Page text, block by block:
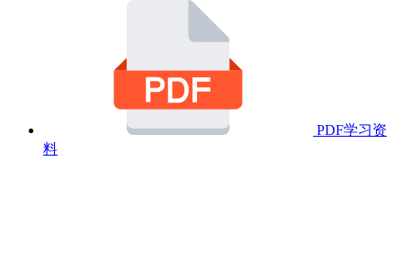
PDF学习资
料